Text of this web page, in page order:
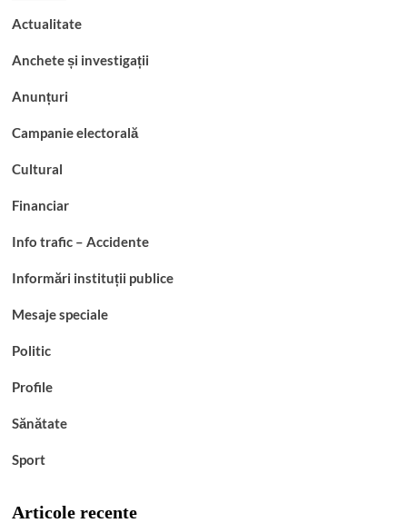
Actualitate
Anchete și investigații
Anunțuri
Campanie electorală
Cultural
Financiar
Info trafic – Accidente
Informări instituții publice
Mesaje speciale
Politic
Profile
Sănătate
Sport
Articole recente